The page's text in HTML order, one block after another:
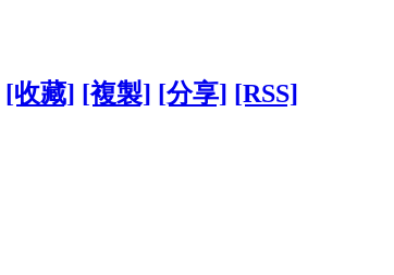
[收藏] [複製] [分享] [RSS]